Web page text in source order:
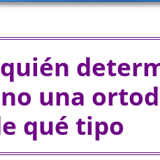
una
qué tipo